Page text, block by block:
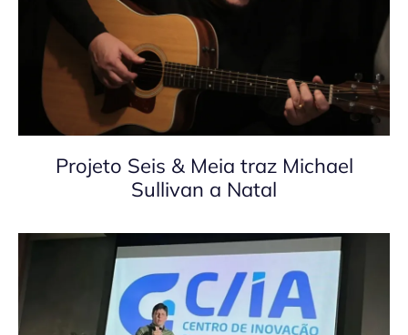
Projeto Seis & Meia traz Michael
Sullivan a Natal